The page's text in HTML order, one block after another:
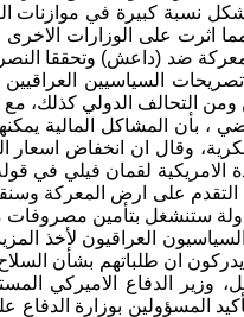
نسبة كبيرة في موازنات
اثرت على الوزارات الاخرى
ضد (داعش) وتحققا
السياسيين العراقيين
، بأن المشاكل المالية
وقال ان انخفاض اسعار
الامريكية لقمان فيلي في
التقدم على ارض المعركة
العراقيون لأخذ
ان طلباتهم بشأن
الدفاع الاميركي
المسؤولين بوزارة